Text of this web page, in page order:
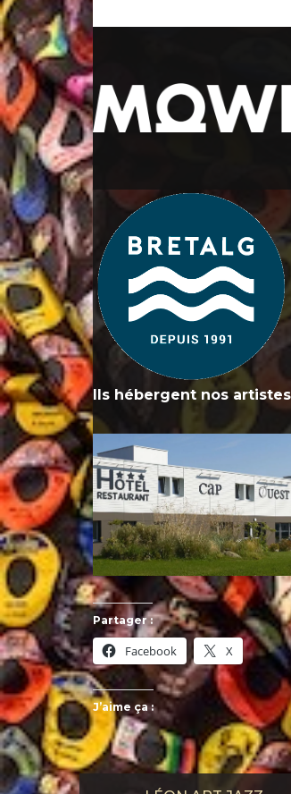
Ils hébergent nos
Partager :
Facebook X
J’aime ça :